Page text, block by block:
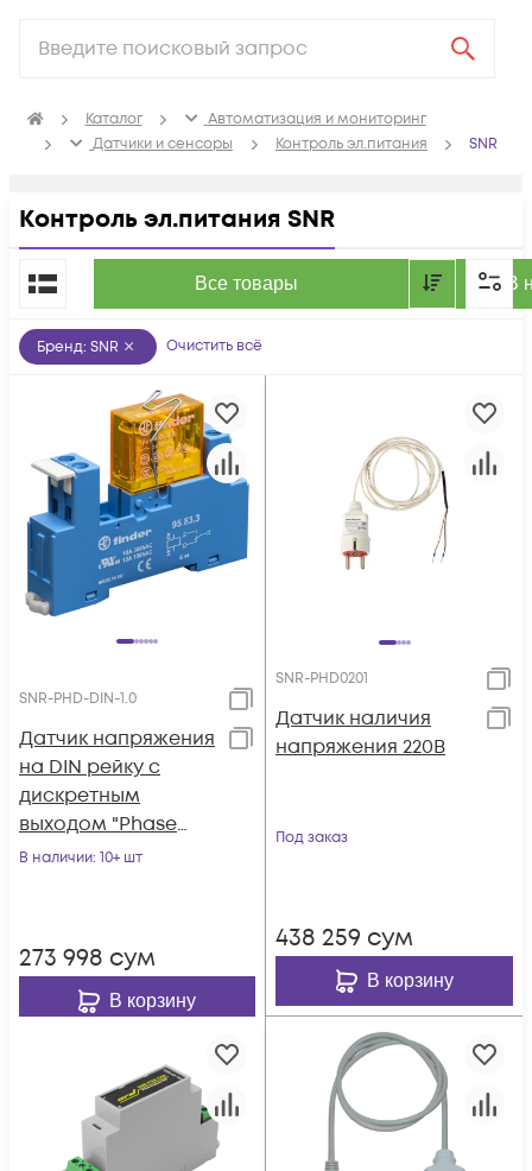
Каталог
Автоматизация и мониторинг
Датчики и сенсоры
Контроль эл.питания SNR
Контроль эл.питания SNR
Все товары В
По популярности
Бренд: SNR Очистить всё
SNR-PHD-DIN-1.0
Датчик напряжения
на DIN рейку с
дискретным
выходом "Phase
Detector-DIN"
В наличии: 10+ шт
273 998 сум
В корзину
SNR-PHD0201
Датчик наличия
напряжения 220В
Под заказ
438 259 сум
В корзину